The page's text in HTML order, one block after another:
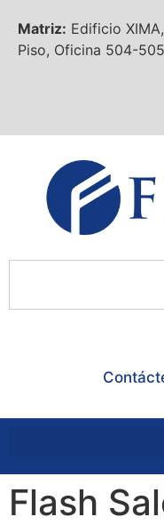
Matriz: Edificio
Piso, Oficina 504-505
Flash